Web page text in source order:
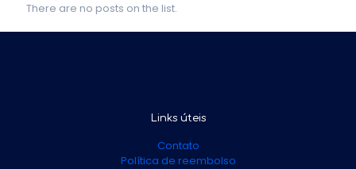
There are no posts on the list.
Links úteis
Contato
Política de reembolso